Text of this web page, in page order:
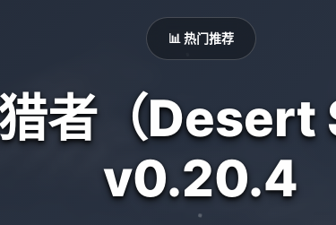
📊 热门推荐
者（Desert
v0.20.4